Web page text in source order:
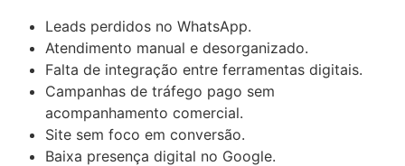
Leads perdidos no WhatsApp.
Atendimento manual e desorganizado.
Falta de integração entre ferramentas digitais.
Campanhas de tráfego pago sem
acompanhamento comercial.
Site sem foco em conversão.
Baixa presença digital no Google.